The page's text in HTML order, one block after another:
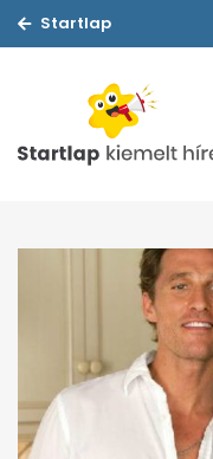
Startlap